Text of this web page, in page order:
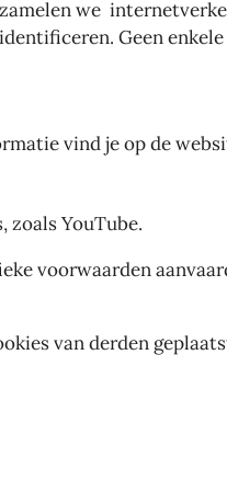
we
Geen
vind je op de
zoals YouTube.
voorwaarden
van derden